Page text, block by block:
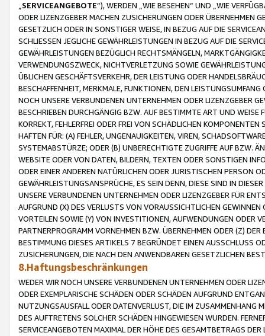
SERVICEANGEBOTE“), WERDEN „WIE BESEHEN“ UND „WIE
ODER LIZENZGEBER MACHEN ZUSICHERUNGEN ODER ÜBERNEHMEN
GESETZLICH ODER IN SONSTIGER WEISE, IN BEZUG AUF DIE
SCHLIESSEN JEGLICHE GEWÄHRLEISTUNGEN IN BEZUG AUF DIE
GEWÄHRLEISTUNGEN BEZÜGLICH RECHTSMÄNGELN,
VERWENDUNGSZWECK, NICHTVERLETZUNG SOWIE
ÜBLICHEN GESCHÄFTSVERKEHR, DER LEISTUNG ODER
BESCHAFFENHEIT, MERKMALE, FUNKTIONEN, DEN
NOCH UNSERE VERBUNDENEN UNTERNEHMEN ODER LIZENZGEBER
BESCHRIEBEN DURCHGÄNGIG BZW. AUF BESTIMMTE ART UND
KORREKT, FEHLERFREI ODER FREI VON SCHÄDLICHEN
HAFTEN FÜR: (A) FEHLER, UNGENAUIGKEITEN, VIREN,
SYSTEMABSTÜRZE; ODER (B) UNBERECHTIGTE ZUGRIFFE AUF BZW.
WEBSITE ODER VON DATEN, BILDERN, TEXTEN ODER SONSTIGEN
ODER EINER ANDEREN NATÜRLICHEN ODER JURISTISCHEN PERSON
GEWÄHRLEISTUNGSANSPRÜCHE, ES SEIN DENN, DIESE SIND IN
UNSERE VERBUNDENEN UNTERNEHMEN ODER LIZENZGEBER FÜR
AUFGRUND (X) DES VERLUSTS VON VORAUSSICHTLICHEN
VORTEILEN SOWIE (Y) VON INVESTITIONEN, AUFWENDUNGEN ODER
PARTNERPROGRAMM VORNEHMEN BZW. ÜBERNEHMEN ODER (Z)
BESTIMMUNG DIESES ARTIKELS 7 BEGRÜNDET EINEN AUSSCHLUSS
ZUSICHERUNGEN, DIE NACH DEN ANWENDBAREN GESETZLICHEN
8.Haftungsbeschränkungen
WEDER WIR NOCH UNSERE VERBUNDENEN UNTERNEHMEN ODER
ODER EXEMPLARISCHE SCHÄDEN ODER SCHÄDEN AUFGRUND
NUTZUNGSAUSFALL ODER DATENVERLUST, DIE IM ZUSAMMENHANG
DES AUFTRETENS SOLCHER SCHÄDEN HINGEWIESEN WURDEN.
SERVICEANGEBOTEN MAXIMAL DER HÖHE DES GESAMTBETRAGS